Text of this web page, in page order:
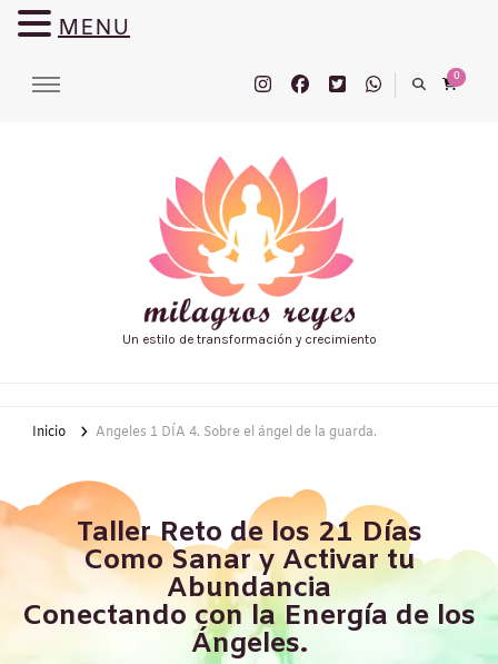
0
Un estilo de transformación y crecimiento
Inicio Angeles 1 DÍA 4. Sobre el ángel de la guarda.
Taller Reto de los 21 Días
Como Sanar y Activar tu
Abundancia
Conectando con la Energía de los
Ángeles.
MENU